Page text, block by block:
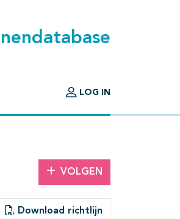
LOG IN
VOLGEN
Download richtlijn